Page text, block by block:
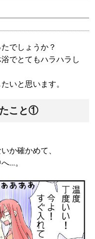
でしょうか？
でとてもハラハラし
いと思います。
こと①
か確かめて、
…。